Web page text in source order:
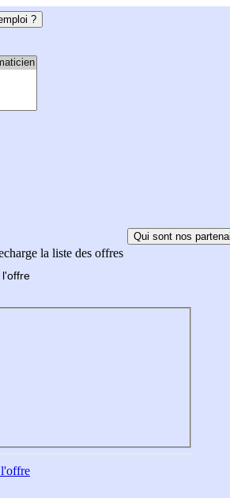
?
la liste des offres
Qui sont nos
l'offre